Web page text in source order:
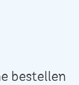
bestellen